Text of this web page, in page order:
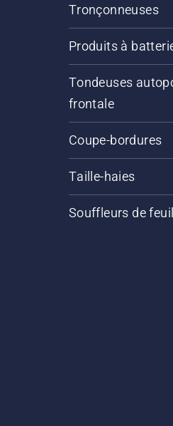
Tronçonneuses
Produits à
Tondeuses
frontale
Coupe-bordures
Taille-haies
Souffleurs de